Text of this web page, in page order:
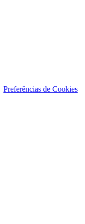
Preferências de Cookies